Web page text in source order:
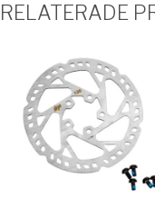
RELATERADE